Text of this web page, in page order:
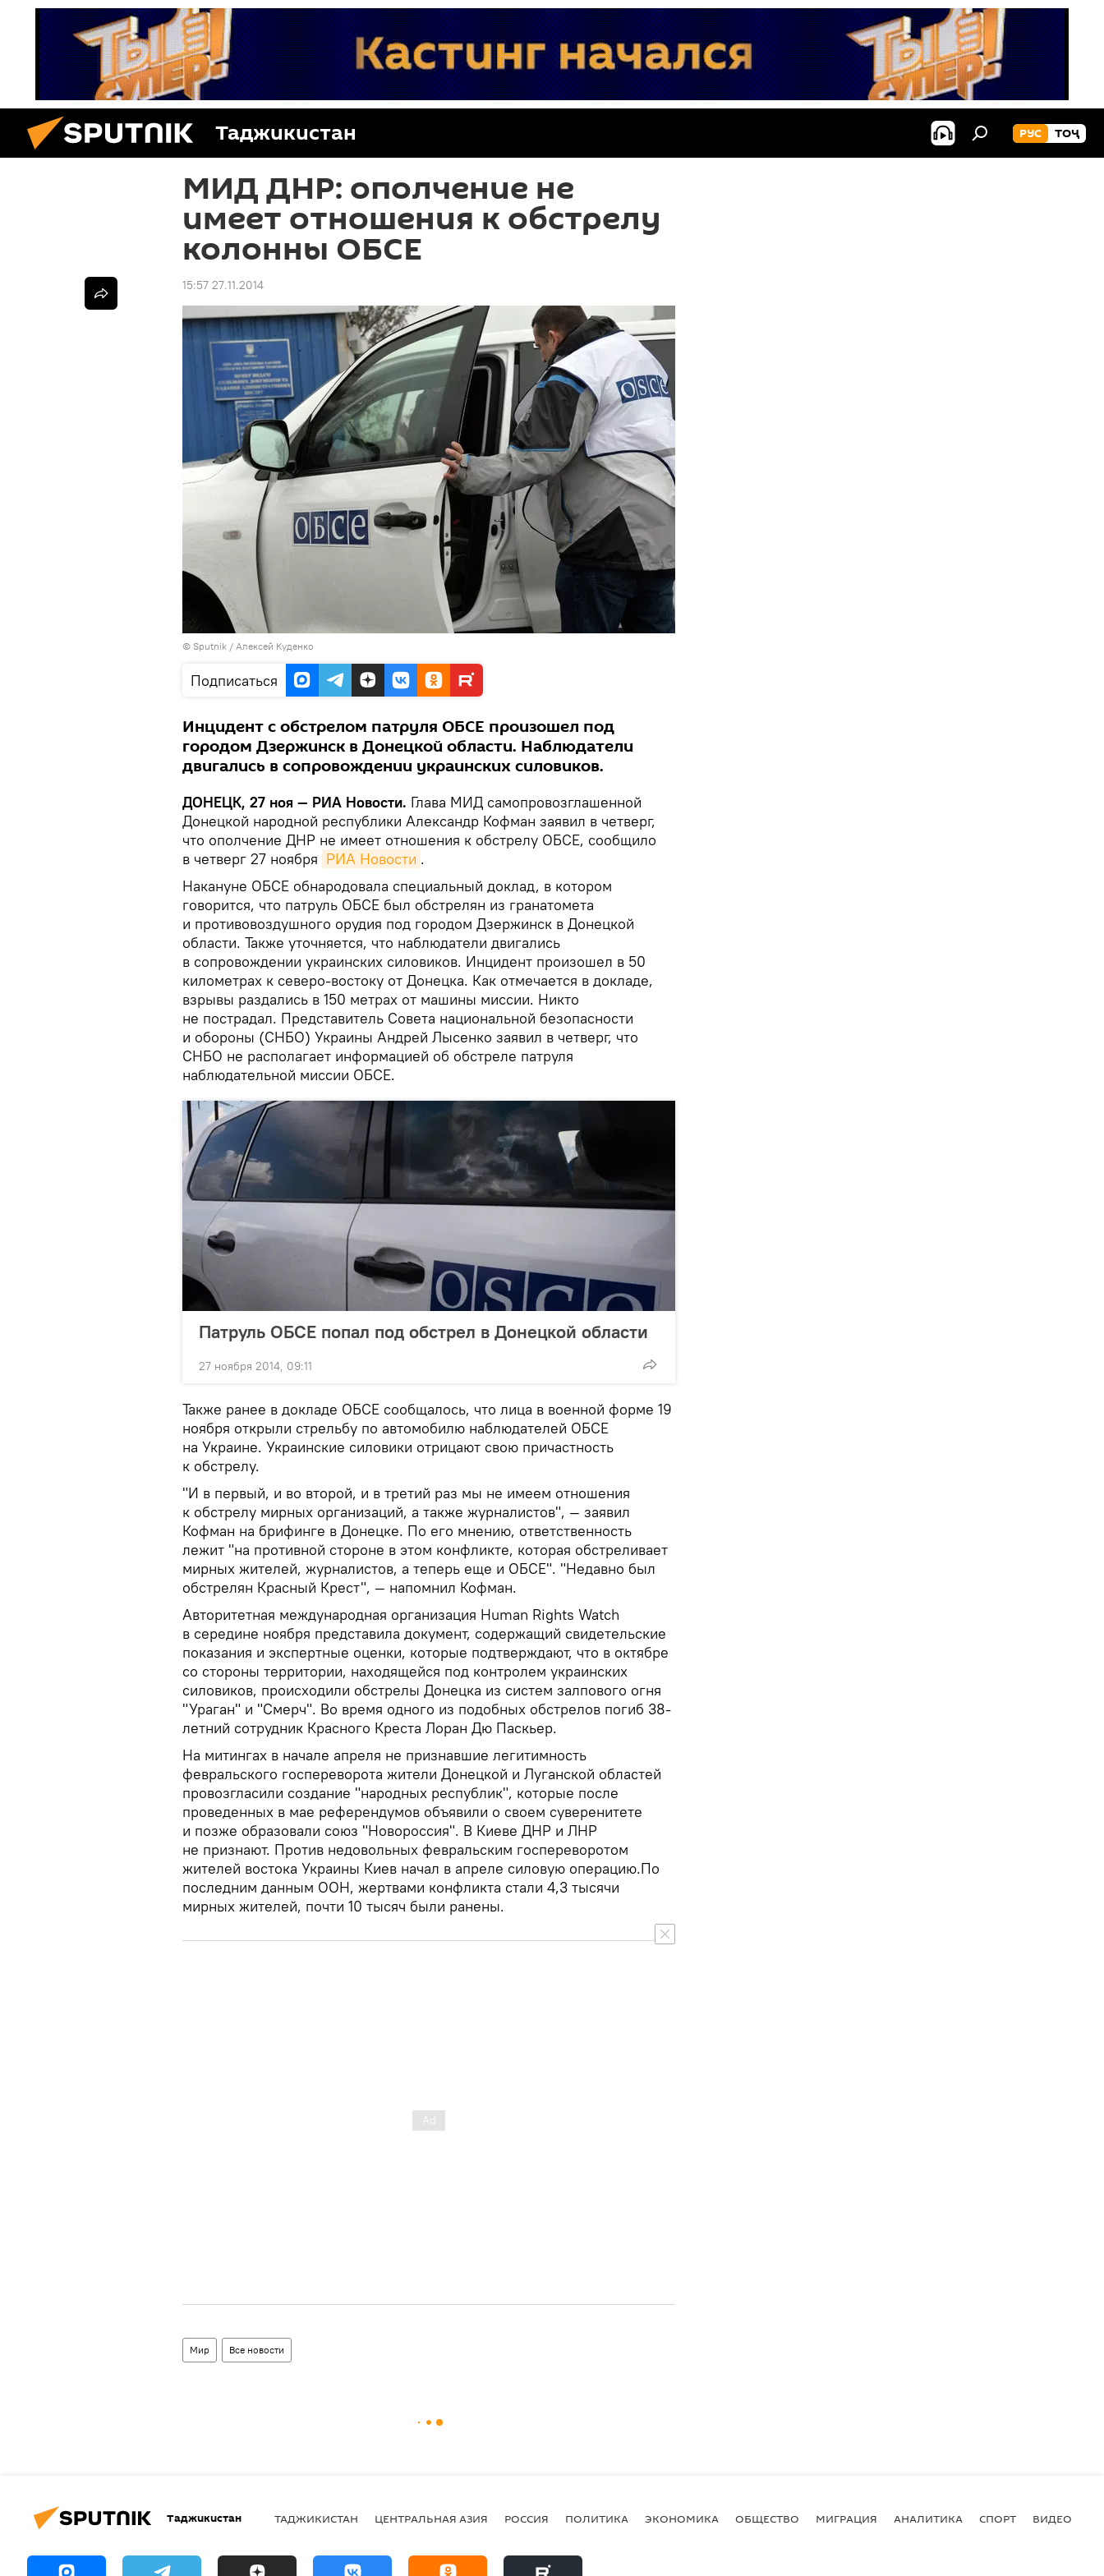
Таджикистан РУС ТОҶ
МИД ДНР: ополчение не
имеет отношения к обстрелу
колонны ОБСЕ
15:57 27.11.2014
© Sputnik / Алексей Куденко
Подписаться
Инцидент с обстрелом патруля ОБСЕ произошел под
городом Дзержинск в Донецкой области. Наблюдатели
двигались в сопровождении украинских силовиков.
ДОНЕЦК, 27 ноя — РИА Новости. Глава МИД самопровозглашенной
Донецкой народной республики Александр Кофман заявил в четверг,
что ополчение ДНР не имеет отношения к обстрелу ОБСЕ, сообщило
в четверг 27 ноября РИА Новости .
Накануне ОБСЕ обнародовала специальный доклад, в котором
говорится, что патруль ОБСЕ был обстрелян из гранатомета
и противовоздушного орудия под городом Дзержинск в Донецкой
области. Также уточняется, что наблюдатели двигались
в сопровождении украинских силовиков. Инцидент произошел в 50
километрах к северо-востоку от Донецка. Как отмечается в докладе,
взрывы раздались в 150 метрах от машины миссии. Никто
не пострадал. Представитель Совета национальной безопасности
и обороны (СНБО) Украины Андрей Лысенко заявил в четверг, что
СНБО не располагает информацией об обстреле патруля
наблюдательной миссии ОБСЕ.
Патруль ОБСЕ попал под обстрел в Донецкой области
27 ноября 2014, 09:11
Также ранее в докладе ОБСЕ сообщалось, что лица в военной форме 19
ноября открыли стрельбу по автомобилю наблюдателей ОБСЕ
на Украине. Украинские силовики отрицают свою причастность
к обстрелу.
"И в первый, и во второй, и в третий раз мы не имеем отношения
к обстрелу мирных организаций, а также журналистов", — заявил
Кофман на брифинге в Донецке. По его мнению, ответственность
лежит "на противной стороне в этом конфликте, которая обстреливает
мирных жителей, журналистов, а теперь еще и ОБСЕ". "Недавно был
обстрелян Красный Крест", — напомнил Кофман.
Авторитетная международная организация Human Rights Watch
в середине ноября представила документ, содержащий свидетельские
показания и экспертные оценки, которые подтверждают, что в октябре
со стороны территории, находящейся под контролем украинских
силовиков, происходили обстрелы Донецка из систем залпового огня
"Ураган" и "Смерч". Во время одного из подобных обстрелов погиб 38-
летний сотрудник Красного Креста Лоран Дю Паскьер.
На митингах в начале апреля не признавшие легитимность
февральского госпереворота жители Донецкой и Луганской областей
провозгласили создание "народных республик", которые после
проведенных в мае референдумов объявили о своем суверенитете
и позже образовали союз "Новороссия". В Киеве ДНР и ЛНР
не признают. Против недовольных февральским госпереворотом
жителей востока Украины Киев начал в апреле силовую операцию.По
последним данным ООН, жертвами конфликта стали 4,3 тысячи
мирных жителей, почти 10 тысяч были ранены.
Мир Все новости
Таджикистан ТАДЖИКИСТАН ЦЕНТРАЛЬНАЯ АЗИЯ РОССИЯ ПОЛИТИКА ЭКОНОМИКА ОБЩЕСТВО МИГРАЦИЯ АНАЛИТИКА СПОРТ ВИДЕО